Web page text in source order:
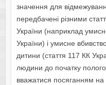
значення для
передбачені різними
України (наприклад
України) і умисне
дитини (стаття 117 КК
людини до початку
вважатися посяганням